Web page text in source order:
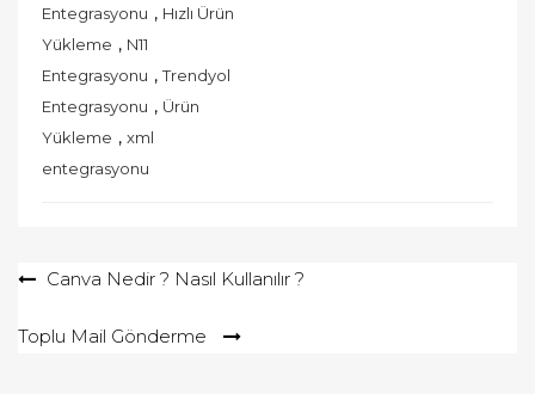
Entegrasyonu , Hızlı Ürün
Yükleme , N11
Entegrasyonu ,Trendyol
Entegrasyonu , Ürün
Yükleme , xml
entegrasyonu
YazıCanva Nedir ? Nasıl Kullanılır ?
Toplu Mail Gönderme